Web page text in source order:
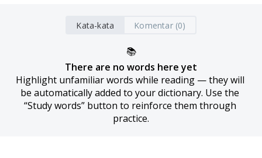
Kata-kata Komentar (0)
📚
There are no words here yet
Highlight unfamiliar words while reading — they will
be automatically added to your dictionary. Use the
“Study words” button to reinforce them through
practice.